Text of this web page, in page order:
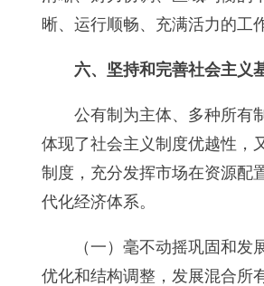
晰、运行顺畅、充满活力的工
六、坚持和完善社会主义
公有制为主体、多种所有
体现了社会主义制度优越性，
制度，充分发挥市场在资源配
代化经济体系。
（一）毫不动摇巩固和
优化和结构调整，发展混合所